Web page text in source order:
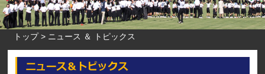
トップ ニュース ＆ トピックス